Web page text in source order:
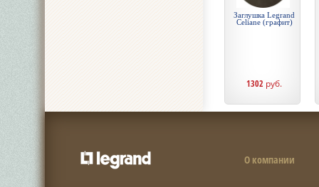
Заглушка Legrand
Celiane (графит)
1302 руб.
О компании